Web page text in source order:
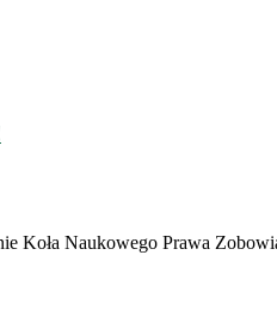
Koła Naukowego Prawa